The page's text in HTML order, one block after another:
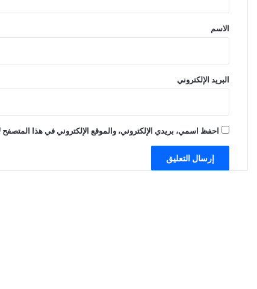
*
الاسم
البريد الإلكتروني
احفظ اسمي، بريدي الإلكتروني، والموقع الإلكتروني في هذا المتصفح